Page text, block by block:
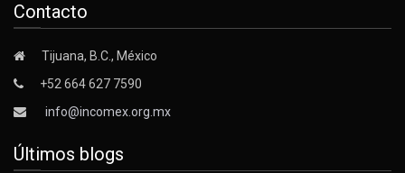
Contacto
Tijuana, B.C., México
+52 664 627 7590
info@incomex.org.mx
Últimos blogs